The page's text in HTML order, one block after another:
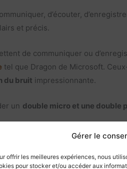
Gérer le
offrir les meilleures expériences, nous
pour stocker et/ou accéder aux
d’écouter,
et précis.
de communiquer ou
tel que Dragon de Microsoft.
du bruit impressionnante.
un double micro et une double
: